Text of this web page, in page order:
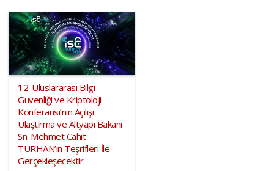
12. Uluslararası Bilgi
Güvenliği ve Kriptoloji
Konferansı’nın Açılışı
Ulaştırma ve Altyapı Bakanı
Sn. Mehmet Cahit
TURHAN’ın Teşrifleri İle
Gerçekleşecektir